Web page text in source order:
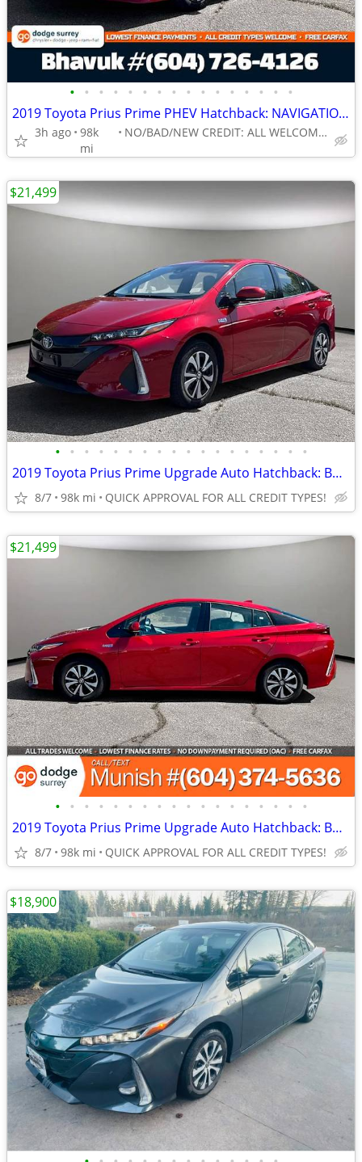
• • • • • • • • • • • • • • • •
2019 Toyota Prius Prime PHEV Hatchback: NAVIGATION, 1-OWNER
3h ago 98k
mi
NO/BAD/NEW CREDIT: ALL WELCOME!
• • • • • • • • • • • • • • • • • •
2019 Toyota Prius Prime Upgrade Auto Hatchback: BACKUP CAM, LOCAL
8/7 98k mi QUICK APPROVAL FOR ALL CREDIT TYPES!
$21,499
• • • • • • • • • • • • • • • • • •
2019 Toyota Prius Prime Upgrade Auto Hatchback: BACKUP CAM, LOCAL
8/7 98k mi QUICK APPROVAL FOR ALL CREDIT TYPES!
$21,499
$18,900